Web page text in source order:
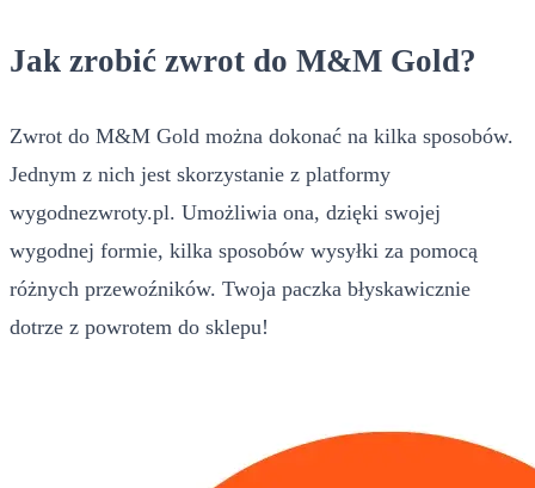
Jak zrobić zwrot do M&M Gold?
Zwrot do M&M Gold można dokonać na kilka sposobów.
Jednym z nich jest skorzystanie z platformy
wygodnezwroty.pl. Umożliwia ona, dzięki swojej
wygodnej formie, kilka sposobów wysyłki za pomocą
różnych przewoźników. Twoja paczka błyskawicznie
dotrze z powrotem do sklepu!